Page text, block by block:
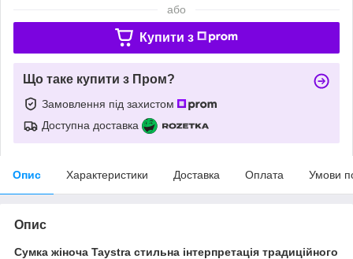
або
Купити з
Що таке купити з Пром?
Замовлення під захистом
Доступна доставка
Опис Характеристики Доставка Оплата Умови
Опис
Сумка жіноча Taystra стильна інтерпретація традиційного